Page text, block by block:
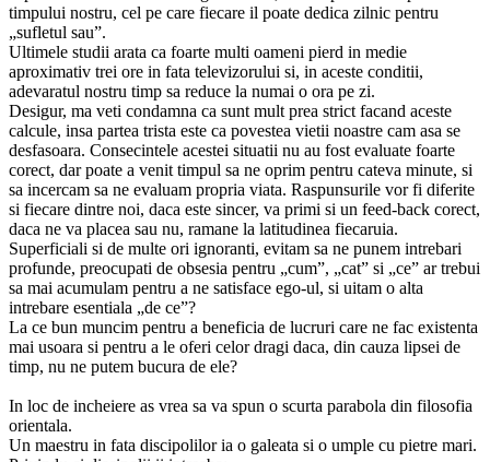
timpului nostru, cel pe care fiecare il poate dedica zilnic pentru
„sufletul sau”.
Ultimele studii arata ca foarte multi oameni pierd in medie
aproximativ trei ore in fata televizorului si, in aceste conditii,
adevaratul nostru timp sa reduce la numai o ora pe zi.
Desigur, ma veti condamna ca sunt mult prea strict facand aceste
calcule, insa partea trista este ca povestea vietii noastre cam asa se
desfasoara. Consecintele acestei situatii nu au fost evaluate foarte
corect, dar poate a venit timpul sa ne oprim pentru cateva minute, si
sa incercam sa ne evaluam propria viata. Raspunsurile vor fi diferite
si fiecare dintre noi, daca este sincer, va primi si un feed-back corect,
daca ne va placea sau nu, ramane la latitudinea fiecaruia.
Superficiali si de multe ori ignoranti, evitam sa ne punem intrebari
profunde, preocupati de obsesia pentru „cum”, „cat” si „ce” ar trebui
sa mai acumulam pentru a ne satisface ego-ul, si uitam o alta
intrebare esentiala „de ce”?
La ce bun muncim pentru a beneficia de lucruri care ne fac existenta
mai usoara si pentru a le oferi celor dragi daca, din cauza lipsei de
timp, nu ne putem bucura de ele?
In loc de incheiere as vrea sa va spun o scurta parabola din filosofia
orientala.
Un maestru in fata discipolilor ia o galeata si o umple cu pietre mari.